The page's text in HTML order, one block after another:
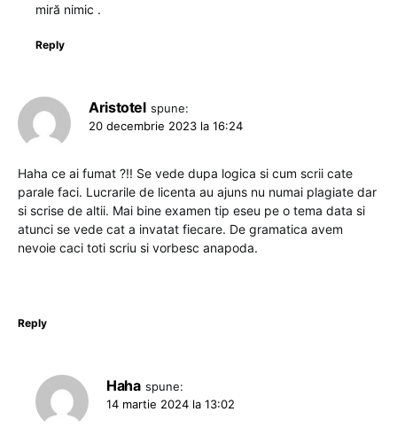
miră nimic .
Reply
Aristotel spune:
20 decembrie 2023 la 16:24
Haha ce ai fumat ?!! Se vede dupa logica si cum scrii cate
parale faci. Lucrarile de licenta au ajuns nu numai plagiate dar
si scrise de altii. Mai bine examen tip eseu pe o tema data si
atunci se vede cat a invatat fiecare. De gramatica avem
nevoie caci toti scriu si vorbesc anapoda.
Reply
Haha spune:
14 martie 2024 la 13:02